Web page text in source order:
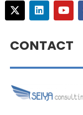
CONTACT